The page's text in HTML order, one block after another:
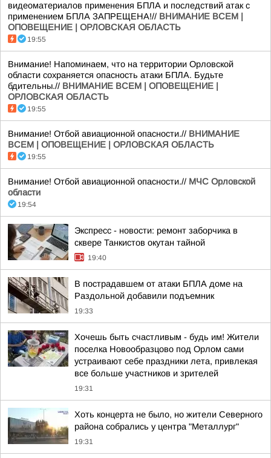
видеоматериалов применения БПЛА и последствий атак с
применением БПЛА ЗАПРЕЩЕНА!// ВНИМАНИЕ ВСЕМ |
ОПОВЕЩЕНИЕ | ОРЛОВСКАЯ ОБЛАСТЬ
19:55
Внимание! Напоминаем, что на территории Орловской
области сохраняется опасность атаки БПЛА. Будьте
бдительны.// ВНИМАНИЕ ВСЕМ | ОПОВЕЩЕНИЕ |
ОРЛОВСКАЯ ОБЛАСТЬ
19:55
Внимание! Отбой авиационной опасности.// ВНИМАНИЕ
ВСЕМ | ОПОВЕЩЕНИЕ | ОРЛОВСКАЯ ОБЛАСТЬ
19:55
Внимание! Отбой авиационной опасности.// МЧС Орловской
области
19:54
Экспресс - новости: ремонт заборчика в
сквере Танкистов окутан тайной
19:40
В пострадавшем от атаки БПЛА доме на
Раздольной добавили подъемник
19:33
Хочешь быть счастливым - будь им! Жители
поселка Новообразцово под Орлом сами
устраивают себе праздники лета, привлекая
все больше участников и зрителей
19:31
Хоть концерта не было, но жители Северного
района собрались у центра "Металлург"
19:31